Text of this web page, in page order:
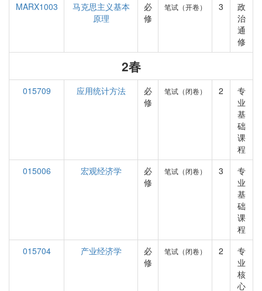
MARX1003
马克思主义基本
原理
必
修
笔试（开卷） 3
政
治
通
修
2春
015709 应用统计方法
必
修
笔试（闭卷） 2
专
业
基
础
课
程
015006
宏观经济学
必
修
笔试（闭卷） 3
专
业
基
础
课
程
015704
产业经济学
必
修
笔试（闭卷） 2
专
业
核
心